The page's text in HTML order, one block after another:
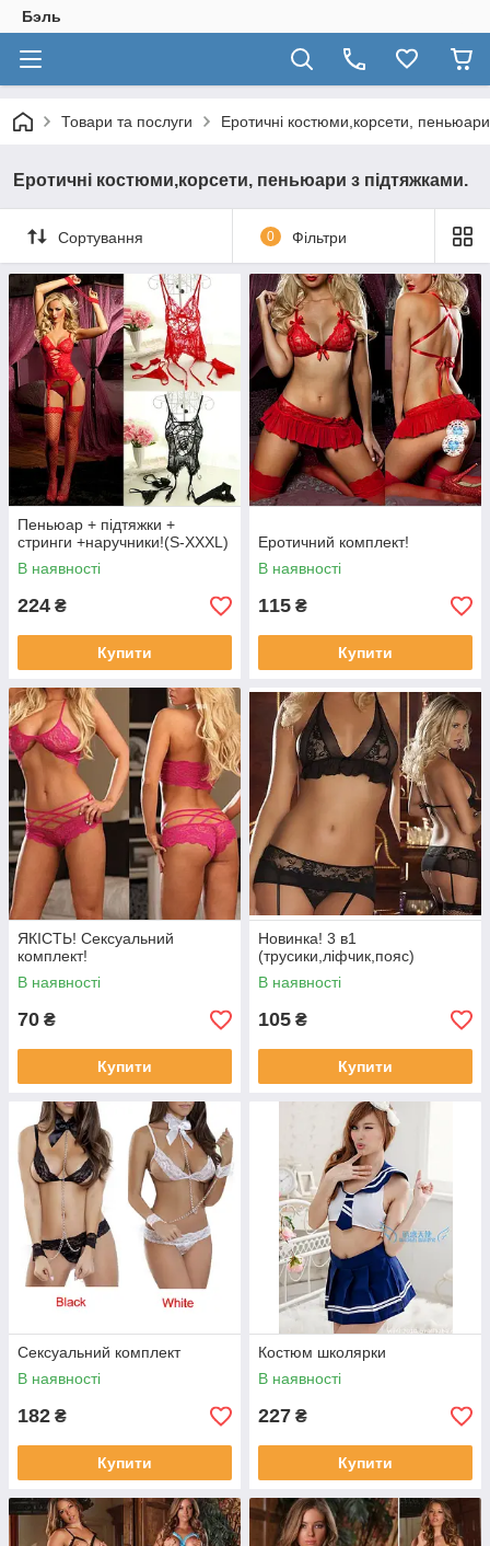
Бэль
Товари та послуги Еротичні костюми,корсети,
Еротичні костюми,корсети, пеньюари з підтяжками.
Сортування 0 Фільтри
Пеньюар + підтяжки +
стринги +наручники!(S-XXXL)
В наявності
224 ₴
Купити
Еротичний комплект!
В наявності
115 ₴
Купити
ЯКІСТЬ! Сексуальний
комплект!
В наявності
70 ₴
Купити
Новинка! 3 в1
(трусики,ліфчик,пояс)
В наявності
105 ₴
Купити
Сексуальний комплект
В наявності
182 ₴
Купити
Костюм школярки
В наявності
227 ₴
Купити